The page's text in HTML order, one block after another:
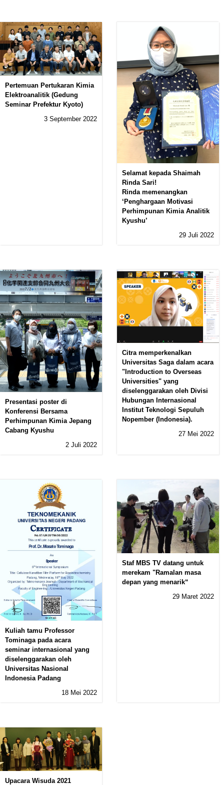
Pertemuan Pertukaran Kimia
Elektroanalitik (Gedung
Seminar Prefektur Kyoto)
3 September 2022
Selamat kepada Shaimah
Rinda Sari!
Rinda memenangkan
‘Penghargaan Motivasi
Perhimpunan Kimia Analitik
Kyushu’
29 Juli 2022
Presentasi poster di
Konferensi Bersama
Perhimpunan Kimia Jepang
Cabang Kyushu
2 Juli 2022
Citra memperkenalkan
Universitas Saga dalam acara
"Introduction to Overseas
Universities" yang
diselenggarakan oleh Divisi
Hubungan Internasional
Institut Teknologi Sepuluh
Nopember (Indonesia).
27 Mei 2022
Kuliah tamu Professor
Tominaga pada acara
seminar internasional yang
diselenggarakan oleh
Universitas Nasional
Indonesia Padang
18 Mei 2022
Staf MBS TV datang untuk
merekam "Ramalan masa
depan yang menarik“
29 Maret 2022
Upacara Wisuda 2021